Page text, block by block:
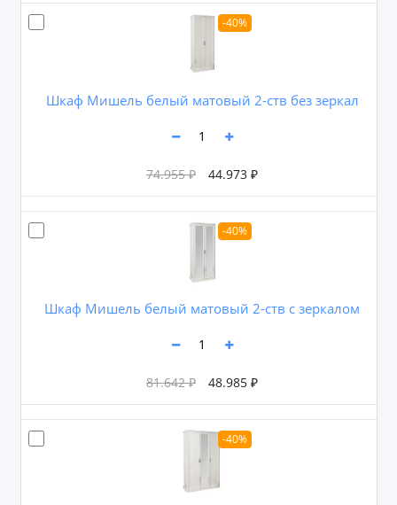
-40%
Шкаф Мишель белый матовый 2-ств без зеркал
74.955 ₽ 44.973 ₽
-40%
Шкаф Мишель белый матовый 2-ств с зеркалом
81.642 ₽ 48.985 ₽
-40%